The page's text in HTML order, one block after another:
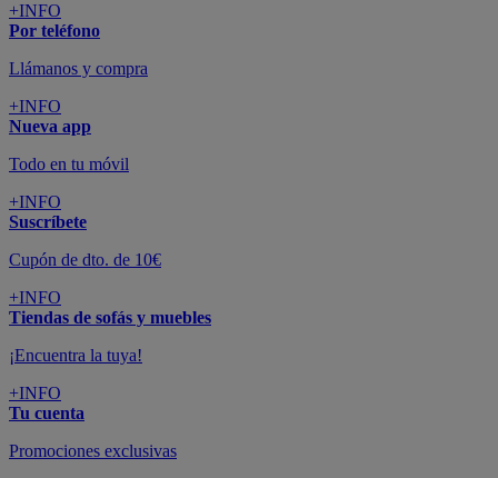
+INFO
Por teléfono
Llámanos y compra
+INFO
Nueva app
Todo en tu móvil
+INFO
Suscríbete
Cupón de dto. de 10€
+INFO
Tiendas de sofás y muebles
¡Encuentra la tuya!
+INFO
Tu cuenta
Promociones exclusivas